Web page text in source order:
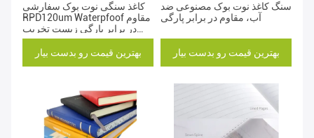
کاغذ سنگی نوت بوک سفارشی
RPD120um Waterpfoof مقاوم
در برابر پارگی زیست تخریب
پذیر
بهترین قیمت رو بدست بیار
سنگ کاغذ نوت بوک مصنوعی ضد
آب، مقاوم در برابر پارگی
بهترین قیمت رو بدست بیار